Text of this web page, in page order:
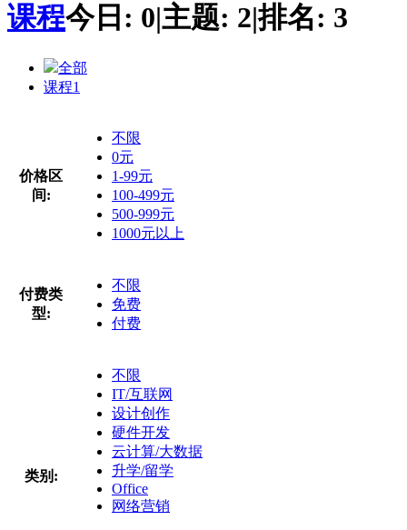
课程今日: 0|主题: 2|排名: 3
全部
课程1
价格区
间:
不限
0元
1-99元
100-499元
500-999元
1000元以上
付费类
型:
不限
免费
付费
类别:
不限
IT/互联网
设计创作
硬件开发
云计算/大数据
升学/留学
Office
网络营销